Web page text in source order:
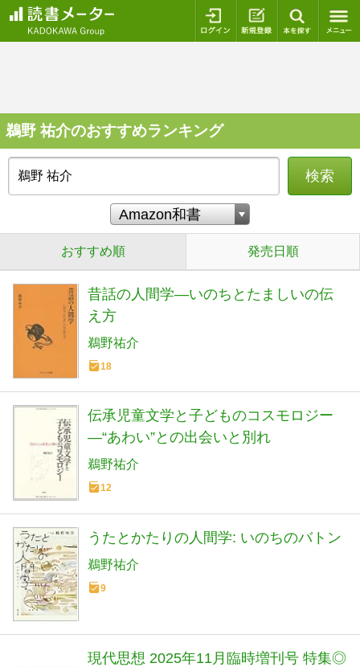
ログイン 新規登録
鵜野 祐介のおすすめランキング
検索
おすすめ順 発売日順
昔話の人間学―いのちとたましいの伝
え方
鵜野祐介
18
伝承児童文学と子どものコスモロジー
―“あわい”との出会いと別れ
鵜野祐介
12
うたとかたりの人間学: いのちのバトン
鵜野祐介
9
現代思想 2025年11月臨時増刊号 特集◎